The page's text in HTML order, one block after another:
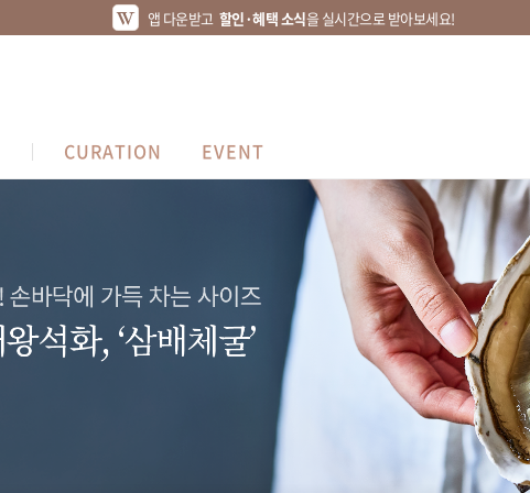
앱 다운받고 할인·혜택 소식을 실시간으로 받아보세요!
CURATION EVENT